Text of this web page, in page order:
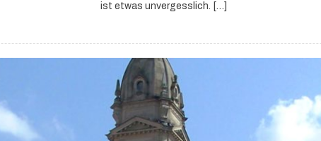
ist etwas unvergesslich. […]